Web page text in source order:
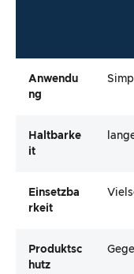
Anwendu
Ng
Haltbarke
It
Einsetzba
Rkeit
Produktsc
Hutz